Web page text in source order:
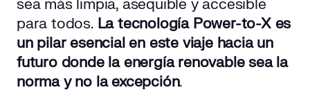
sea más limpia, asequible y accesible
para todos. La tecnología Power-to-X es
un pilar esencial en este viaje hacia un
futuro donde la energía renovable sea la
norma y no la excepción.